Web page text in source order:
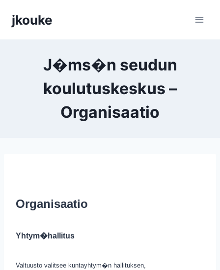
sisältöön
jkouke
J�ms�n seudun
koulutuskeskus –
Organisaatio
Organisaatio
Yhtym�hallitus
Valtuusto valitsee kuntayhtym�n hallituksen,